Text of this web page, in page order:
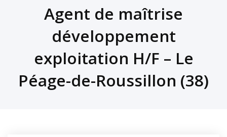
Agent de maîtrise
développement
exploitation H/F – Le
Péage-de-Roussillon (38)